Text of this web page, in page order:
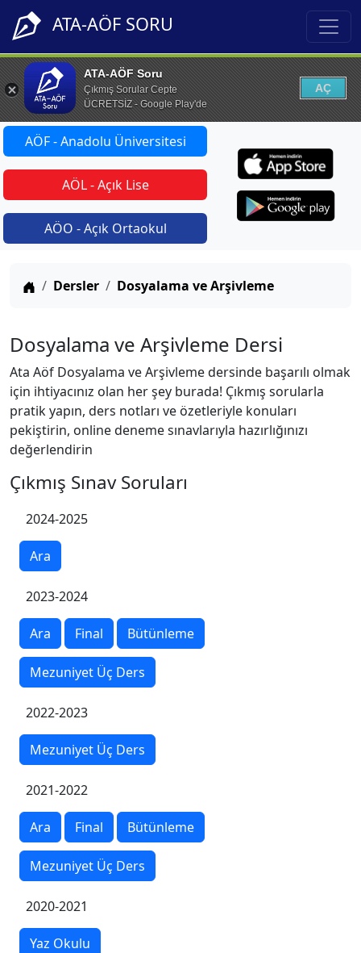
ATA-AÖF SORU
ATA-AÖF Soru
Çıkmış Sorular Cepte
ÜCRETSİZ - Google Play'de
AÇ
AÖF - Anadolu Üniversitesi
AÖL - Açık Lise
AÖO - Açık Ortaokul
Anasayfa
Dersler Dosyalama ve Arşivleme
Dosyalama ve Arşivleme Dersi
Ata Aöf Dosyalama ve Arşivleme dersinde başarılı olmak
için ihtiyacınız olan her şey burada! Çıkmış sorularla
pratik yapın, ders notları ve özetleriyle konuları
pekiştirin, online deneme sınavlarıyla hazırlığınızı
değerlendirin
Çıkmış Sınav Soruları
2024-2025
Ara
2023-2024
Ara Final Bütünleme
Mezuniyet Üç Ders
2022-2023
Mezuniyet Üç Ders
2021-2022
Ara Final Bütünleme
Mezuniyet Üç Ders
2020-2021
Yaz Okulu